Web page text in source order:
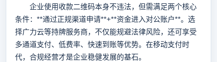
企业使用收款二维码本身不违法，但需满足两个核心
条件：**通过正规渠道申请**+**资金进入对公账户**。选
择广力云等持牌服务商，不仅能规避法律风险，还可享受
多通道支付、低费率、快速到账等优势。在移动支付时
代，合规经营才是企业稳健发展的基石。